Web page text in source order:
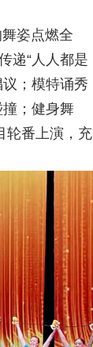
姿点燃全
递“人人都是
；模特诵秀
；健身舞
轮番上演，充